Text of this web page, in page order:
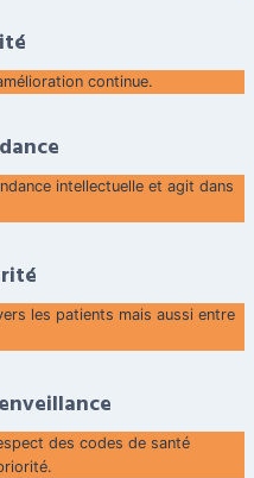
continue.
intellectuelle et agit dans
les patients mais aussi entre
des codes de santé